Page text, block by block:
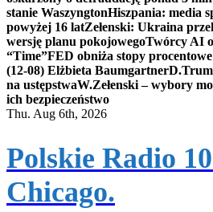
stanie WaszyngtonHiszpania: media
powyżej 16 latZełenski: Ukraina
wersję planu pokojowegoTwórcy AI
“Time”FED obniża stopy
(12-08) Elżbieta Baumgartner
na ustępstwaW.Zełenski – wybory
ich bezpieczeństwo
Thu. Aug 6th, 2026
Polskie Radio
Chicago.